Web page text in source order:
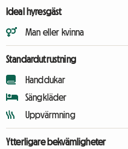
Ideal hyresgäst
Man eller kvinna
Standardutrustning
Handdukar
Sängkläder
Uppvärmning
Ytterligare bekvämligheter